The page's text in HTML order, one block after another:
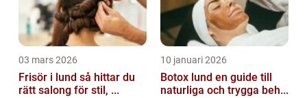
03 mars 2026
Frisör i lund så hittar du
rätt salong för stil, ...
10 januari 2026
Botox lund en guide till
naturliga och trygga beh...